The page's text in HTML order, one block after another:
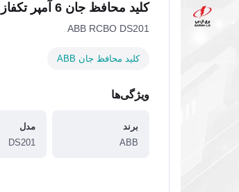
کلید محافظ جان 6 آمپر تکفاز ترکیبی ABB مدل DS201
ABB RCBO DS201
کلید محافظ جان ABB
ویژگی‌ها
برند
ABB
مدل
DS201